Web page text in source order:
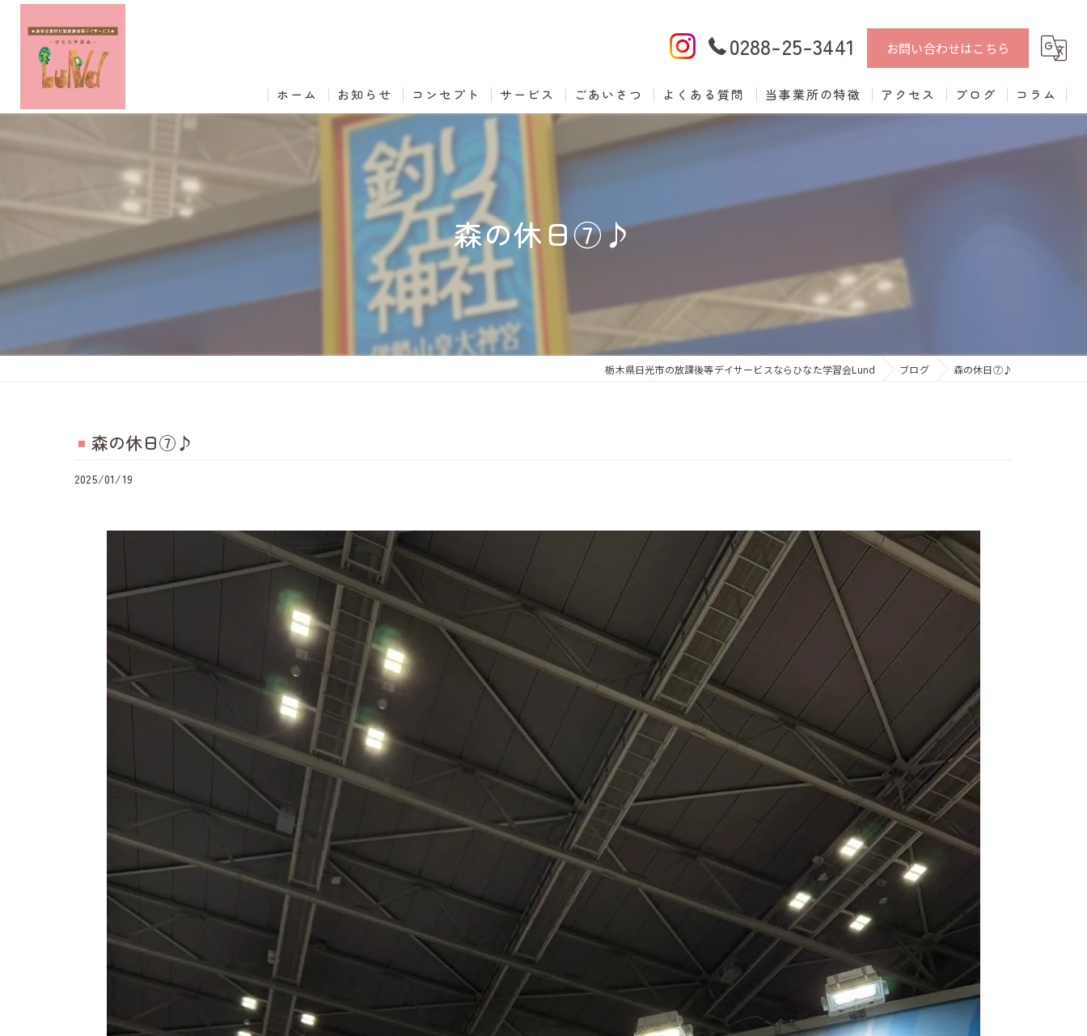
0288-25-3441 お問い合わせはこちら
ホーム お知らせ コンセプト サービス ごあいさつ よくある質問 当事業所の特徴
学習支援
不登校
アクセス ブログ コラム
森の休日⑦♪
栃木県日光市の放課後等デイサービスならひなた学習会Lund ブログ 森の休日⑦♪
森の休日⑦♪
2025/01/19